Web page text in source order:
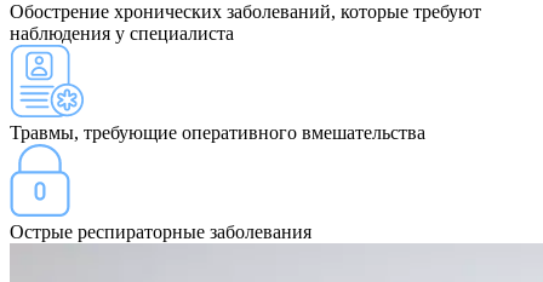
Обострение хронических заболеваний, которые требуют
наблюдения у специалиста
Травмы, требующие оперативного вмешательства
Острые респираторные заболевания